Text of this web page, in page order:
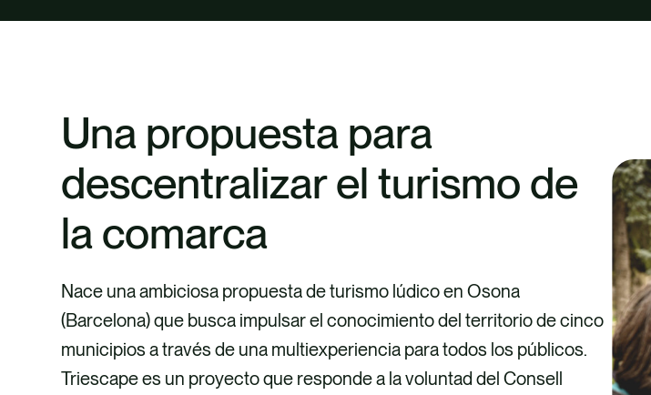
Una propuesta para
descentralizar el turismo de
la comarca
Nace una ambiciosa propuesta de turismo lúdico en Osona
(Barcelona) que busca impulsar el conocimiento del territorio de cinco
municipios a través de una multiexperiencia para todos los públicos.
Triescape es un proyecto que responde a la voluntad del Consell